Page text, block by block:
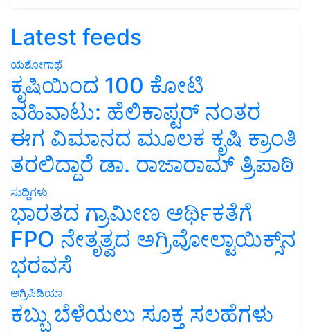
Latest feeds
ಯಶೋಗಾಥೆ
ಕೃಷಿಯಿಂದ 100 ಕೋಟಿ
ವಹಿವಾಟು: ಹೆಲಿಕಾಪ್ಟರ್ ನಂತರ
ಈಗ ವಿಮಾನದ ಮೂಲಕ ಕೃಷಿ ಕ್ರಾಂತಿ
ತರಲಿದ್ದಾರೆ ಡಾ. ರಾಜಾರಾಮ್ ತ್ರಿಪಾಠಿ
ಸುದ್ದಿಗಳು
ಭಾರತದ ಗ್ರಾಮೀಣ ಆರ್ಥಿಕತೆಗೆ
FPO ನೇತೃತ್ವದ ಅಗ್ರಿವೋಲ್ಟಾಯಿಕ್ಸ್‌ನ
ಭರವಸೆ
ಅಗ್ರಿಪಿಡಿಯಾ
ಕಬ್ಬು ಬೆಳೆಯಲು ಸೂಕ್ತ ಸಲಹೆಗಳು